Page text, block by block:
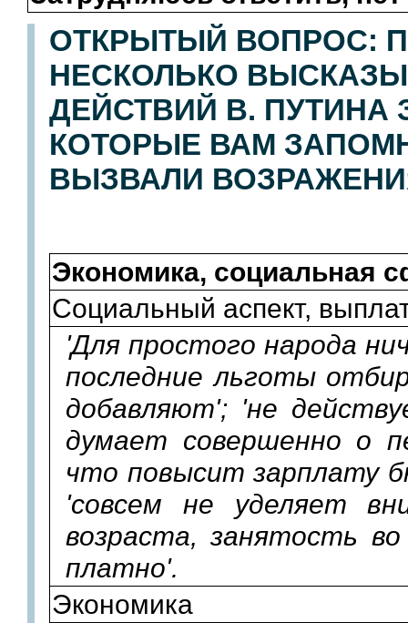
ОТКРЫТЫЙ ВОПРОС:
НЕСКОЛЬКО
ДЕЙСТВИЙ В.
КОТОРЫЕ ВАМ
ВЫЗВАЛИ
Экономика, социальная
Социальный аспект,
'Для простого народа
последние льготы
добавляют'; 'не
думает совершенно о
что повысит зарплату
'совсем не уделяет
возраста, занятость
платно'.
Экономика